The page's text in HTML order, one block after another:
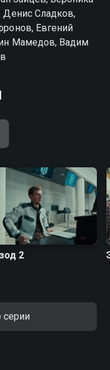
качестве вы
Денис Сладков,
Евгений
Мамедов, Вадим
2
серии